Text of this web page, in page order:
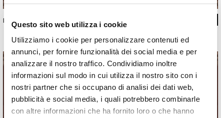
Questo sito web utilizza i cookie
Utilizziamo i cookie per personalizzare contenuti ed
annunci, per fornire funzionalità dei social media e per
analizzare il nostro traffico. Condividiamo inoltre
informazioni sul modo in cui utilizza il nostro sito con i
nostri partner che si occupano di analisi dei dati web,
pubblicità e social media, i quali potrebbero combinarle
con altre informazioni che ha fornito loro o che hanno
INKSTSN2101